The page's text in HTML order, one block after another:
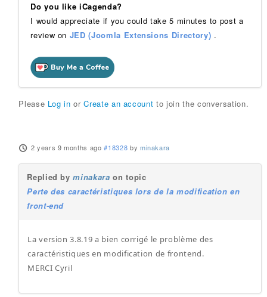
Do you like iCagenda?
I would appreciate if you could take 5 minutes to post a
review on JED (Joomla Extensions Directory) .
Please Log in orCreate an account to join the conversation.
2 years 9 months ago #18328 by minakara
Replied byminakara on topic
Perte des caractéristiques lors de la modification en
front-end
La version 3.8.19 a bien corrigé le problème des
caractéristiques en modification de frontend.
MERCI Cyril